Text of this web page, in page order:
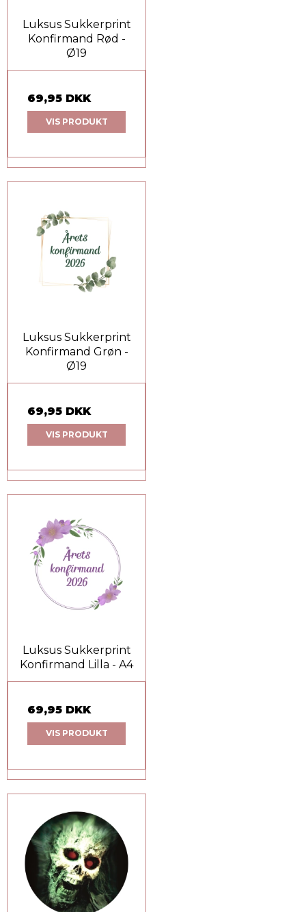
Luksus Sukkerprint
Konfirmand Rød -
Ø19
69,95 DKK
VIS PRODUKT
Luksus Sukkerprint
Konfirmand Grøn -
Ø19
69,95 DKK
VIS PRODUKT
Luksus Sukkerprint
Konfirmand Lilla - A4
69,95 DKK
VIS PRODUKT